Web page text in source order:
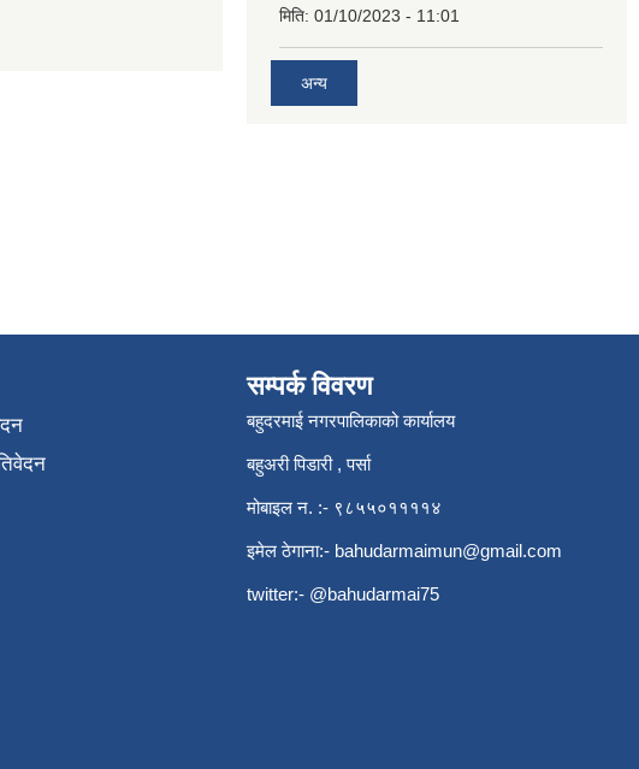
मिति: 01/10/2023 - 11:01
अन्य
सम्पर्क विवरण
बहुदरमाई नगरपालिकाको कार्यालय
बहुअरी पिडारी , पर्सा
मोबाइल न. :- ९८५५०११११४
इमेल ठेगाना:- bahudarmaimun@gmail.com
twitter:- @bahudarmai75